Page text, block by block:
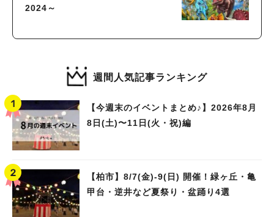
2024～
週間人気記事ランキング
【今週末のイベントまとめ♪】2026年8月
8日(土)〜11日(火・祝)編
【柏市】8/7(金)‐9(日) 開催！緑ヶ丘・亀
甲台・逆井など夏祭り・盆踊り4選